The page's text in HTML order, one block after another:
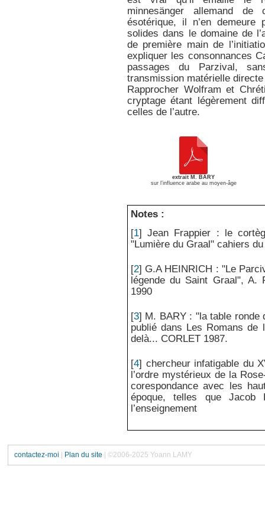
minnesänger allemand
ésotérique, il n’en demeure
solides dans le domaine de
de première main de
expliquer les consonnances
passages du Parzival,
transmission matérielle
Rapprocher Wolfram et
cryptage étant légèrement
celles de l’autre.
extrait M. BARY
sur l’influence arabe au moyen-âge
Notes :
[1]Jean Frappier : le
"Lumière du Graal" cahiers
[2] G.A HEINRICH : "Le
légende du Saint Graal", A.
1990
[3] M. BARY : "la table ronde
publié dans Les Romans de
delà... CORLET 1987.
[4] chercheur infatigable du
l’ordre mystérieux de la
corespondance avec les
époque, telles que
l’enseignement
contactez-moi Plan du site | ©2006-2025 Yoann LAMY